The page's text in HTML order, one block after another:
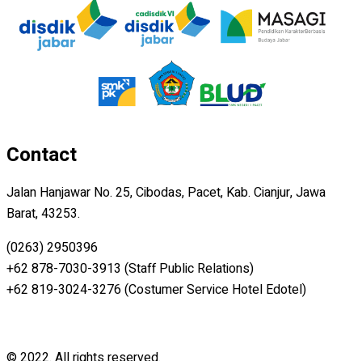
Contact
Jalan Hanjawar No. 25, Cibodas, Pacet, Kab. Cianjur, Jawa
Barat, 43253.
(0263) 2950396
+62 878-7030-3913 (Staff Public Relations)
+62 819-3024-3276 (Costumer Service Hotel Edotel)